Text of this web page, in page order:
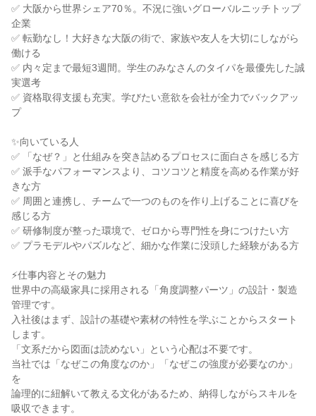
✅ 大阪から世界シェア70％。不況に強いグローバルニッチトップ
企業
✅ 転勤なし！大好きな大阪の街で、家族や友人を大切にしながら
働ける
✅ 内々定まで最短3週間。学生のみなさんのタイパを最優先した誠
実選考
✅ 資格取得支援も充実。学びたい意欲を会社が全力でバックアッ
プ
✨向いている人
✅ 「なぜ？」と仕組みを突き詰めるプロセスに面白さを感じる方
✅ 派手なパフォーマンスより、コツコツと精度を高める作業が好
きな方
✅ 周囲と連携し、チームで一つのものを作り上げることに喜びを
感じる方
✅ 研修制度が整った環境で、ゼロから専門性を身につけたい方
✅ プラモデルやパズルなど、細かな作業に没頭した経験がある方
⚡仕事内容とその魅力
世界中の高級家具に採用される「角度調整パーツ」の設計・製造
管理です。
入社後はまず、設計の基礎や素材の特性を学ぶことからスタート
します。
「文系だから図面は読めない」という心配は不要です。
当社では「なぜこの角度なのか」「なぜこの強度が必要なのか」
を
論理的に紐解いて教える文化があるため、納得しながらスキルを
吸収できます。